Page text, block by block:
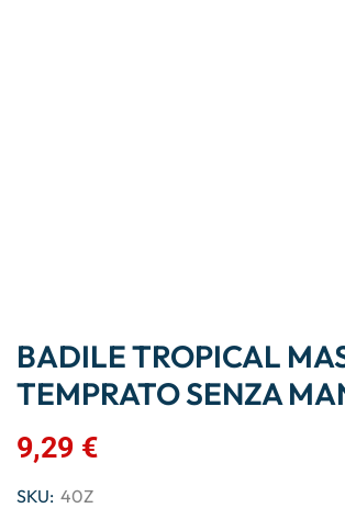
BADILE TROPICAL
TEMPRATO SENZA
9,29 €
SKU: 40Z